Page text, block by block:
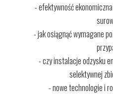
- efektywność
- jak osiągnąć wymagane
- czy instalacje odzysku
selektywnej
- nowe technologie i